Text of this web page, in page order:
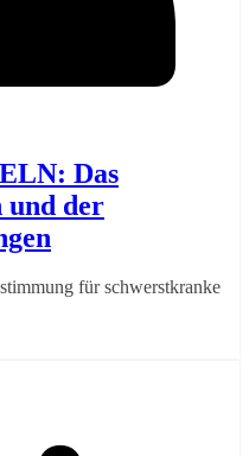
Das
und der
für schwerstkranke